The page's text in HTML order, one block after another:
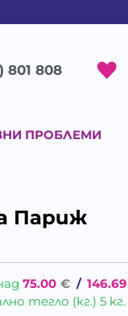
801 808
ПРОБЛЕМИ
Париж
75.00 € / 146.69
тегло (кг.) 5 кг.